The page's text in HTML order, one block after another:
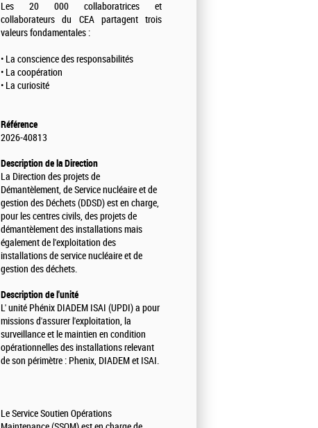
Les 20 000 collaboratrices et
collaborateurs du CEA partagent trois
valeurs fondamentales :
• La conscience des responsabilités
• La coopération
• La curiosité
Référence
2026-40813
Description de la Direction
La Direction des projets de
Démantèlement, de Service nucléaire et de
gestion des Déchets (DDSD) est en charge,
pour les centres civils, des projets de
démantèlement des installations mais
également de l'exploitation des
installations de service nucléaire et de
gestion des déchets.
Description de l'unité
L' unité Phénix DIADEM ISAI (UPDI) a pour
missions d'assurer l'exploitation, la
surveillance et le maintien en condition
opérationnelles des installations relevant
de son périmètre : Phenix, DIADEM et ISAI.
Le Service Soutien Opérations